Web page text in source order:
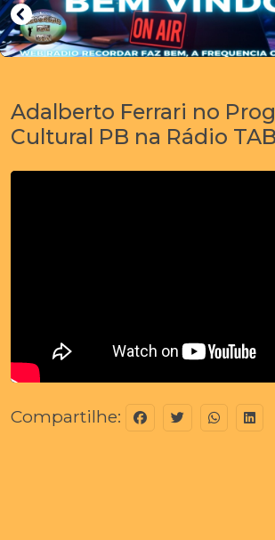
Adalberto Ferrari no
Cultural PB na Rádio
Compartilhe: